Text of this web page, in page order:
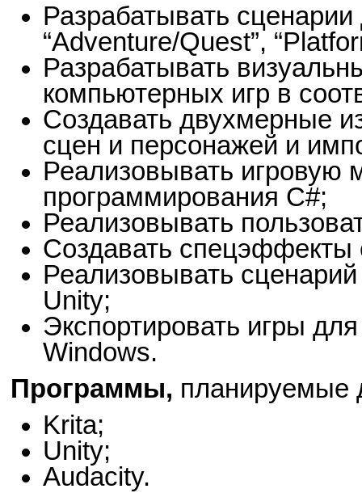
Разрабатывать
“Adventure/Quest”,
Разрабатывать
компьютерных игр в
Создавать двухмерные
сцен и персонажей и
Реализовывать игровую
программирования C#;
Реализовывать
Создавать
Реализовывать
Unity;
Экспортировать игры
Windows.
Программы, планируемые
Krita;
Unity;
Audacity.